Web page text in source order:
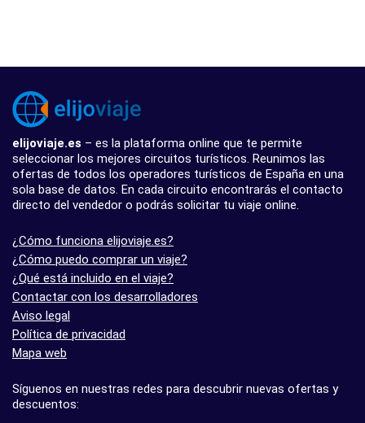
elijoviaje.es – es la plataforma online que te permite
seleccionar los mejores circuitos turísticos. Reunimos las
ofertas de todos los operadores turísticos de España en una
sola base de datos. En cada circuito encontrarás el contacto
directo del vendedor o podrás solicitar tu viaje online.
¿Cómo funciona elijoviaje.es?
¿Cómo puedo comprar un viaje?
¿Qué está incluido en el viaje?
Contactar con los desarrolladores
Aviso legal
Política de privacidad
Mapa web
Síguenos en nuestras redes para descubrir nuevas ofertas y
descuentos: